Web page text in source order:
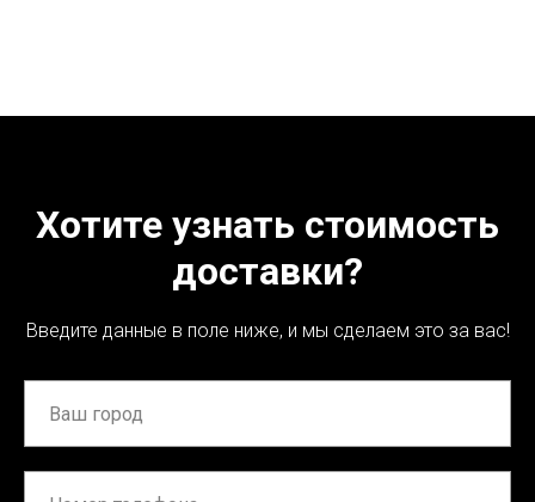
Хотите узнать стоимость
доставки?
Введите данные в поле ниже, и мы сделаем это за вас!